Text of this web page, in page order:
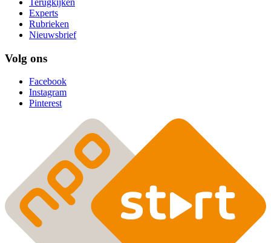
Experts
Rubrieken
Nieuwsbrief
Volg ons
Facebook
Instagram
Pinterest